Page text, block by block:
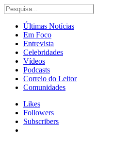
Últimas Notícias
Em Foco
Entrevista
Celebridades
Vídeos
Podcasts
Correio do Leitor
Comunidades
Likes
Followers
Subscribers